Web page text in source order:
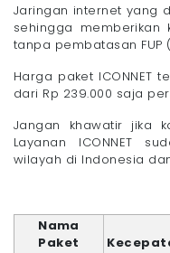
Jaringan internet yang
sehingga memberikan
tanpa pembatasan FUP
Harga paket ICONNET
dari Rp 239.000 saja
Jangan khawatir jika
Layanan ICONNET
wilayah di Indonesia
Nama
Paket